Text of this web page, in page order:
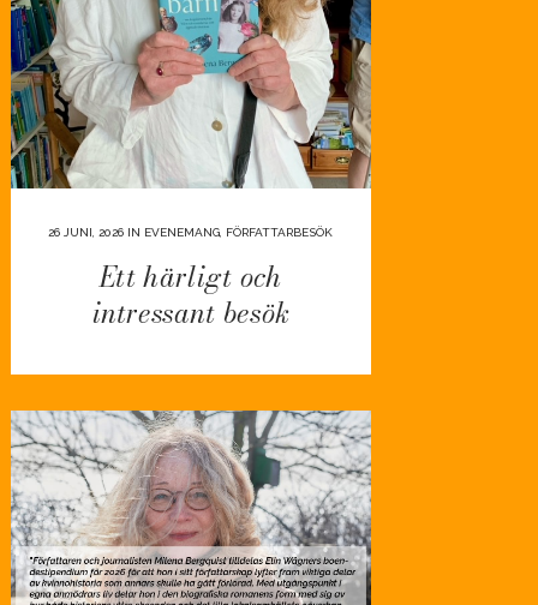
26 JUNI, 2026 IN EVENEMANG FÖRFATTARBESÖK
Ett härligt och
intressant besök